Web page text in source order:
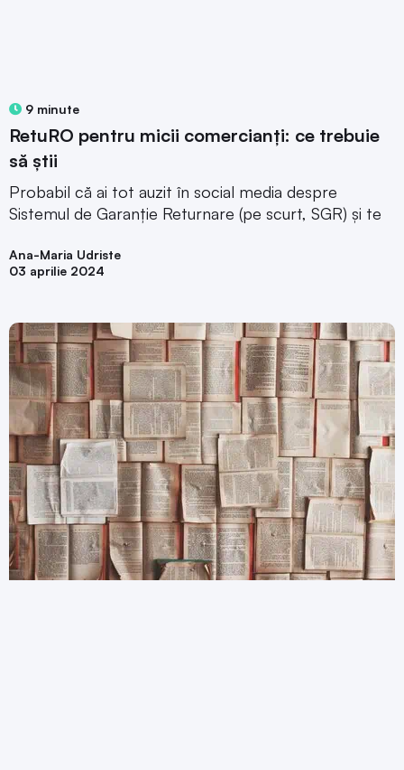
9 minute
RetuRO pentru micii comercianți: ce trebuie
să știi
Probabil că ai tot auzit în social media despre
Sistemul de Garanție Returnare (pe scurt, SGR) și te
Ana-Maria Udriste
03 aprilie 2024